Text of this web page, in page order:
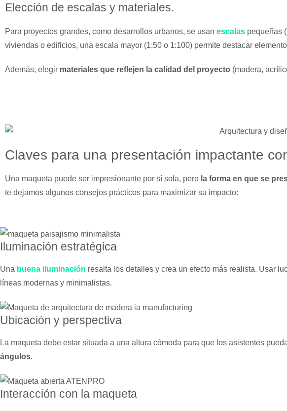
Elección de escalas y materiales.
Para proyectos grandes, como desarrollos urbanos, se usan escalas pequeñas
viviendas o edificios, una escala mayor (1:50 o 1:100) permite destacar
Además, elegir materiales que reflejen la calidad del proyecto (madera,
Claves para una presentación impactante
Una maqueta puede ser impresionante por sí sola, pero la forma en que se
te dejamos algunos consejos prácticos para maximizar su impacto:
Iluminación estratégica
Una buena iluminación resalta los detalles y crea un efecto más realista. Usar
líneas modernas y minimalistas.
Ubicación y perspectiva
La maqueta debe estar situada a una altura cómoda para que los asistentes
ángulos.
Interacción con la maqueta